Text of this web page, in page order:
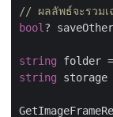
// ผลลัพธ์จะรวมเ
bool ?
string folder =
string storage